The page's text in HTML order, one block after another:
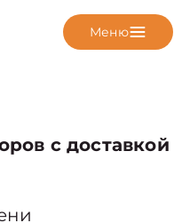
Меню
с доставкой